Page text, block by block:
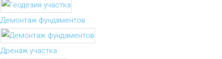
Демонтаж фундаментов
Дренаж участка